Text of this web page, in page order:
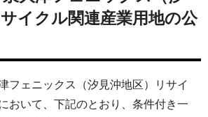
イクル関連産業用地の公
フェニックス（汐見沖地区）リサイ
おいて、下記のとおり、条件付き一